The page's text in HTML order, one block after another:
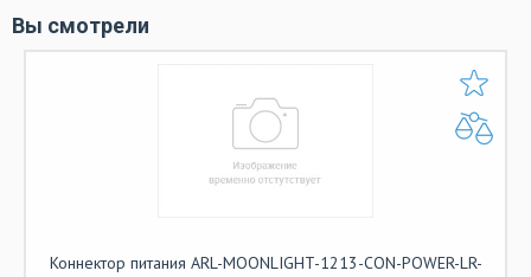
Вы смотрели
Коннектор питания ARL-MOONLIGHT-1213-CON-POWER-LR-